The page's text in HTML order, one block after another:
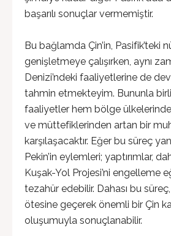
başarılı sonuçlar vermemiştir.
Bu bağlamda Çin’in, Pasifik’teki
genişletmeye çalışırken, aynı
Denizi’ndeki faaliyetlerine de
tahmin etmekteyim. Bununla
faaliyetler hem bölge
ve müttefiklerinden artan bir
karşılaşacaktır. Eğer bu süreç
Pekin’in eylemleri; yaptırımlar,
Kuşak-Yol Projesi’ni engelleme
tezahür edebilir. Dahası bu
ötesine geçerek önemli bir Çin
oluşumuyla sonuçlanabilir.